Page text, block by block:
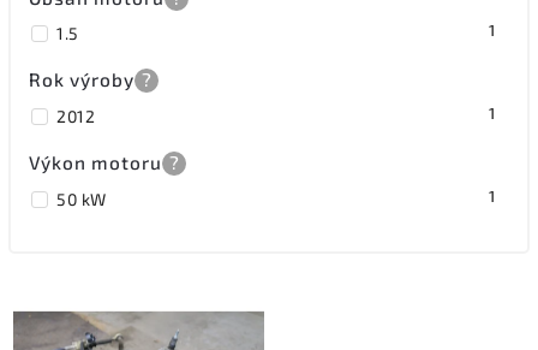
1.5 1
Rok výroby ?
2012 1
Výkon motoru ?
50 kW 1